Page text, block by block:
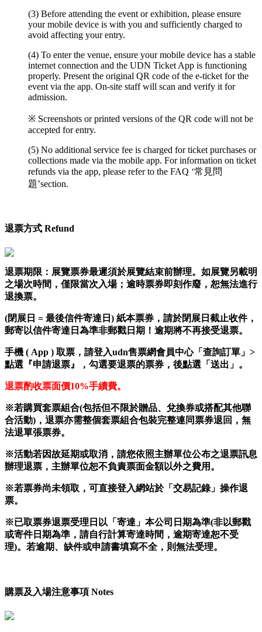
(3) Before attending the event or exhibition, please ensure
your mobile device is with you and sufficiently charged to
avoid affecting your entry.
(4) To enter the venue, ensure your mobile device has a stable
internet connection and the UDN Ticket App is functioning
properly. Present the original QR code of the e-ticket for the
event via the app. On-site staff will scan and verify it for
admission.
※ Screenshots or printed versions of the QR code will not be
accepted for entry.
(5) No additional service fee is charged for ticket purchases or
collections made via the mobile app. For information on ticket
refunds via the app, please refer to the FAQ ‘常見問
題’section.
退票方式 Refund
退票期限： 展覽票券最遲須於展覽結束前辦理。如展覽另載明
之場次時間，僅限當次入場；逾時票券即刻作廢，恕無法進行
退換票。
(閉展日 = 最後信件寄達日 ) 紙本票券，請於閉展日截止收件，
郵寄以信件寄達日為準非郵戳日期！逾期將不再接受退票。
手機 ( App ) 取票， 請登入udn售票網會員中心「查詢訂單」>
點選『申請退票』，勾選要退票的票券，後點選「送出」。
退票酌收票面價10%手續費。
※若購買套票組合(包括但不限於贈品、兌換券或搭配其他聯
合活動)，退票亦需整個套票組合包裝完整連同票券退回，無
法退單張票券。
※活動若因故延期或取消，請您依照主辦單位公布之退票訊息
辦理退票，主辦單位恕不負責票面金額以外之費用 。
※若票券尚未領取，可直接登入網站於「交易記錄」操作退
票。
※已取票券退票受理日以「寄達」本公司日期為準(非以郵戳
或寄件日期為準，請自行計算寄達時間，逾期寄達恕不受
理)。若逾期、缺件或申請書填寫不全，則無法受理。
購票及入場注意事項 Notes